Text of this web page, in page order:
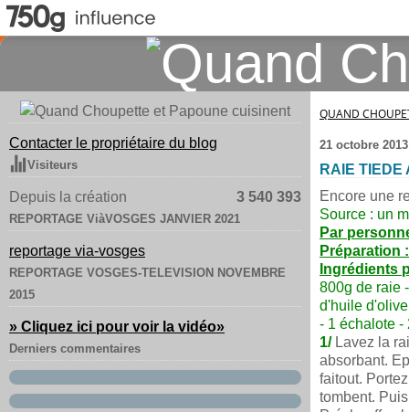
Contacter le propriétaire du blog
Visiteurs
Depuis la création 3 540 393
REPORTAGE ViàVOSGES JANVIER 2021
reportage via-vosges
REPORTAGE VOSGES-TELEVISION NOVEMBRE
2015
» Cliquez ici pour voir la vidéo»
Derniers commentaires
QUAND
21 octobre 2013
RAIE TIEDE
Encore une
Source : un
Par
Préparation
Ingrédients
800g de raie
d'huile
- 1 échalote -
1/ Lavez la
absorbant.
faitout.
tombent.